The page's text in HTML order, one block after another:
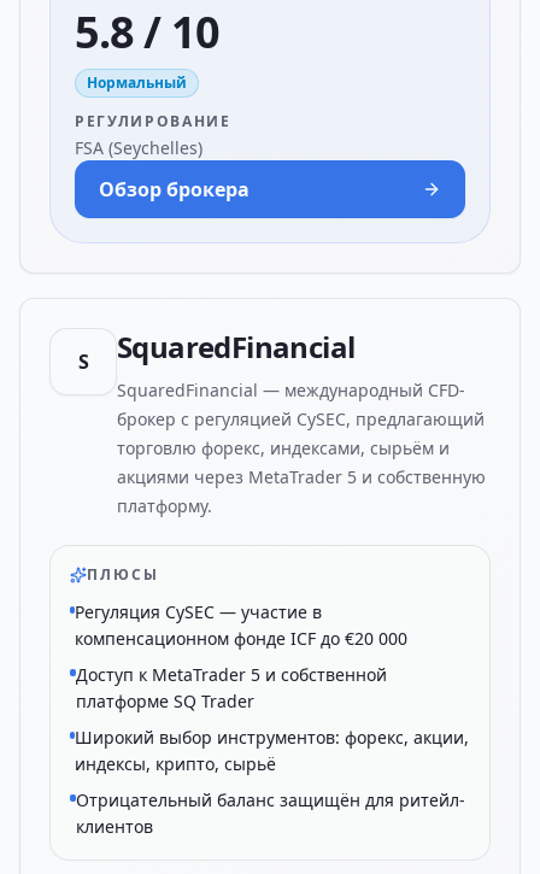
5.8 / 10
Нормальный
РЕГУЛИРОВАНИЕ
FSA (Seychelles)
Обзор брокера
S SquaredFinancial
SquaredFinancial — международный CFD-
брокер с регуляцией CySEC, предлагающий
торговлю форекс, индексами, сырьём и
акциями через MetaTrader 5 и собственную
платформу.
ПЛЮСЫ
Регуляция CySEC — участие в
компенсационном фонде ICF до €20 000
Доступ к MetaTrader 5 и собственной
платформе SQ Trader
Широкий выбор инструментов: форекс, акции,
индексы, крипто, сырьё
Отрицательный баланс защищён для ритейл-
клиентов